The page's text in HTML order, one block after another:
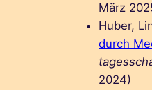
März
Huber,
durch
2024)